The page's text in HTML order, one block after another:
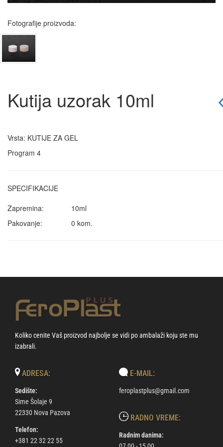
Fotografije proizvoda:
Kutija uzorak 10ml
Vrsta: KUTIJE ZA GEL
Program 4
SPECIFIKACIJE
Zapremina:
10ml
Pakovanje:
0 kom.
Koliko cenite Vaš proizvod najbolje se vidi po ambalaži koju ste mu
izabrali.
ADRESA:
Sedište:
Sime Šolaje 9
22330 Nova Pazova
Telefon:
+381 22 32 22 55
E-MAIL:
feroplastplus@gmail.com
RADNO VREME:
Radnim danima: